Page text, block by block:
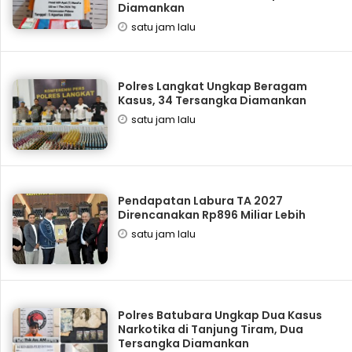
Diamankan
satu jam lalu
Polres Langkat Ungkap Beragam
Kasus, 34 Tersangka Diamankan
satu jam lalu
Pendapatan Labura TA 2027
Direncanakan Rp896 Miliar Lebih
satu jam lalu
Polres Batubara Ungkap Dua Kasus
Narkotika di Tanjung Tiram, Dua
Tersangka Diamankan